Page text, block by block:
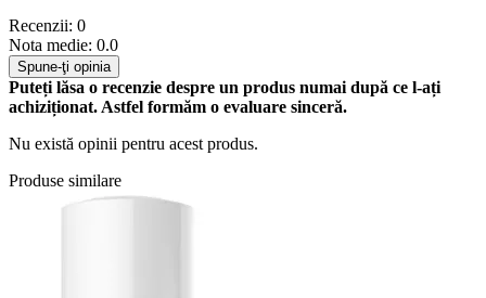
Recenzii: 0
Nota medie: 0.0
Spune-ţi opinia
Puteți lăsa o recenzie despre un produs numai după ce l-ați
achiziționat. Astfel formăm o evaluare sinceră.
Nu există opinii pentru acest produs.
Produse similare